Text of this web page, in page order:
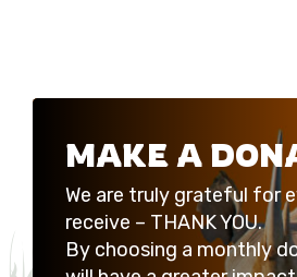
MAKE A
We are truly grateful for
receive – THANK YOU.
By choosing a monthly